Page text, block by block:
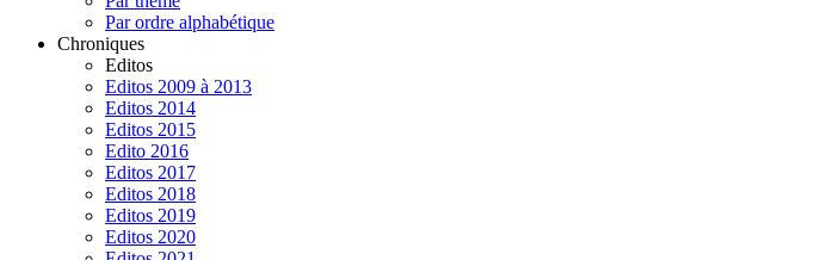
Par ordre alphabétique
Chroniques
Editos
Editos 2009 à 2013
Editos 2014
Editos 2015
Edito 2016
Editos 2017
Editos 2018
Editos 2019
Editos 2020